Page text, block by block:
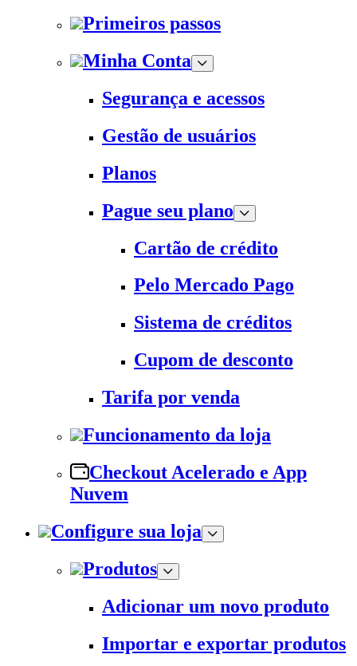
Primeiros passos
Minha Conta
Segurança e acessos
Gestão de usuários
Planos
Pague seu plano
Cartão de crédito
Pelo Mercado Pago
Sistema de créditos
Cupom de desconto
Tarifa por venda
Funcionamento da loja
Checkout Acelerado e App
Nuvem
Configure sua loja
Produtos
Adicionar um novo produto
Importar e exportar produtos